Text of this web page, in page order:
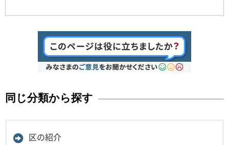
同じ分類から探す
区の紹介